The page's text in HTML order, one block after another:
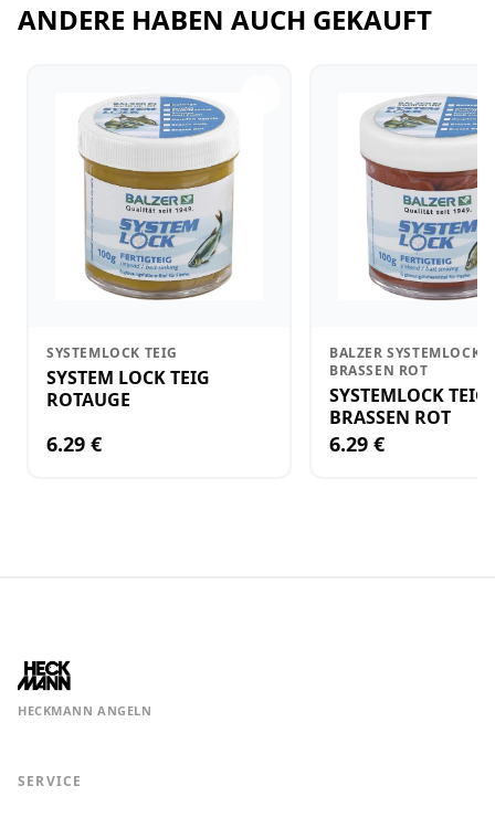
ANDERE HABEN AUCH GEKAUFT
SYSTEMLOCK TEIG
SYSTEM LOCK TEIG
ROTAUGE
6.29 €
BALZER SYSTEMLOCK
BRASSEN ROT
SYSTEMLOCK TEIG
BRASSEN ROT
6.29 €
HECKMANN ANGELN
SERVICE